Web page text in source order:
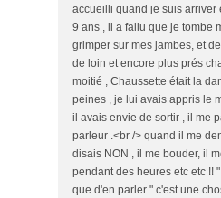
accueilli quand je suis arriver
9 ans , il a fallu que je tombe
grimper sur mes jambes, et
de loin et encore plus prés
moitié , Chaussette était la
peines , je lui avais appris le
il avais envie de sortir , il me
parleur .<br /> quand il me
disais NON , il me bouder, il
pendant des heures etc etc !!
que d'en parler " c'est une